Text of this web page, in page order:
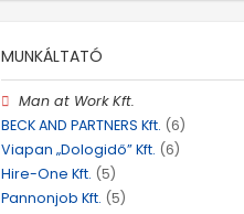
MUNKÁLTATÓ
Man at Work Kft.
BECK AND PARTNERS Kft. (6)
Viapan „Dologidő” Kft. (6)
Hire-One Kft. (5)
Pannonjob Kft. (5)